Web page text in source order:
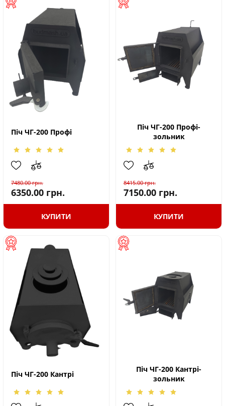
Піч ЧГ-200 Профі
7480.00грн.
6350.00 грн.
КУПИТИ
Піч ЧГ-200 Профі-
зольник
8415.00грн.
7150.00 грн.
КУПИТИ
Піч ЧГ-200 Кантрі
Піч ЧГ-200 Кантрі-
зольник